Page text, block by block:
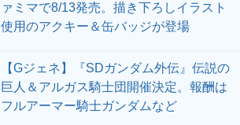
ァミマで8/13発売。描き下ろしイラスト
使用のアクキー＆缶バッジが登場
【Gジェネ】『SDガンダム外伝』伝説の
巨人＆アルガス騎士団開催決定。報酬は
フルアーマー騎士ガンダムなど